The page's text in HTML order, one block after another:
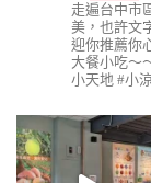
走遍台中市
美，也許文
迎你推薦你
大餐小吃～
小天地 #小